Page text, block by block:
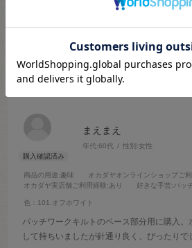
まえまえ
年代:60代 性別:女性
商品の用途:趣味 オカダヤオンラインショップご
オカダヤ実店舗ご利用経験:あり 好きな手芸:パッ
色：101.オフホワイト
針通り良くパッチワークにぴった
パッチワークキルトのベース部分用に購入。
して持ちいましたが針通り良く、ぴったりで